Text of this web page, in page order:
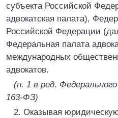
субъекта Российской
адвокатская палата),
Российской Федерации
Федеральная палата
международных
адвокатов.
(п. 1 в ред.
163-ФЗ)
2. Оказывая